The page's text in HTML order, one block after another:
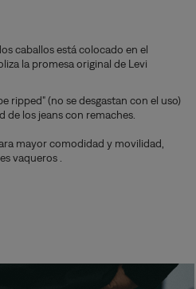
caballos está colocado en el
la promesa original de Levi
ripped" (no se desgastan con el uso)
de los jeans con remaches.
mayor comodidad y movilidad,
vaqueros .